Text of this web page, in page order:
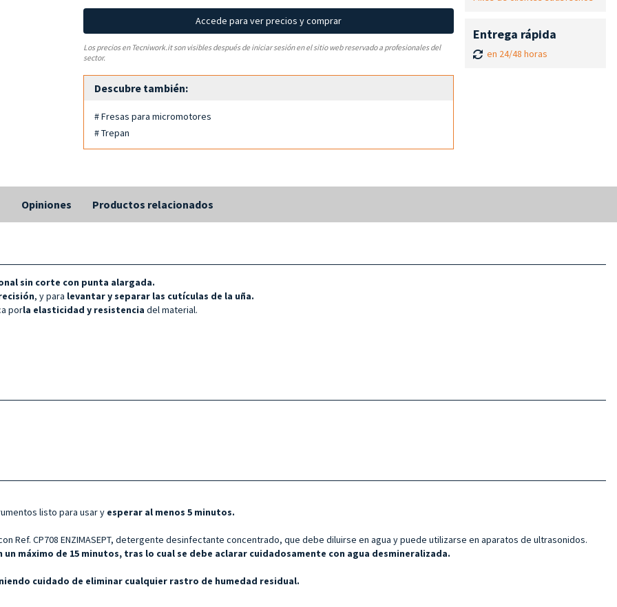
Accede para ver precios y comprar
Los precios en Tecniwork.it son visibles después de iniciar sesión en el sitio web reservado a profesionales del
sector.
Descubre también:
# Fresas para micromotores
# Trepan
Entrega rápida
en 24/48 horas
Opiniones Productos relacionados
sin corte con punta alargada.
, y para levantar y separar las cutículas de la uña.
porla elasticidad y resistencia del material.
listo para usar y esperar al menos 5 minutos.
Ref. CP708 ENZIMASEPT, detergente desinfectante concentrado, que debe diluirse en agua y puede utilizarse en aparatos de ultrasonidos.
máximo de 15 minutos, tras lo cual se debe aclarar cuidadosamente con agua desmineralizada.
cuidado de eliminar cualquier rastro de humedad residual.